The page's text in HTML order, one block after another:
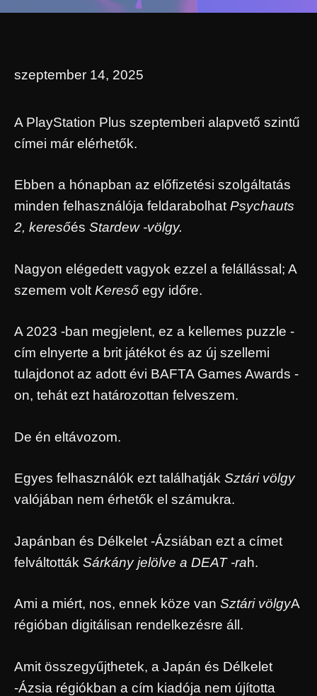
szeptember 14, 2025
A PlayStation Plus szeptemberi alapvető szintű
címei már elérhetők.
Ebben a hónapban az előfizetési szolgáltatás
minden felhasználója feldarabolhat Psychauts
2, keresőés Stardew -völgy.
Nagyon elégedett vagyok ezzel a felállással; A
szemem volt Kereső egy időre.
A 2023 -ban megjelent, ez a kellemes puzzle -
cím elnyerte a brit játékot és az új szellemi
tulajdonot az adott évi BAFTA Games Awards -
on, tehát ezt határozottan felveszem.
De én eltávozom.
Egyes felhasználók ezt találhatják Sztári völgy
valójában nem érhetők el számukra.
Japánban és Délkelet -Ázsiában ezt a címet
felváltották Sárkány jelölve a DEAT -rah.
Ami a miért, nos, ennek köze van Sztári völgyA
régióban digitálisan rendelkezésre áll.
Amit összegyűjthetek, a Japán és Délkelet
-Ázsia régiókban a cím kiadója nem újította